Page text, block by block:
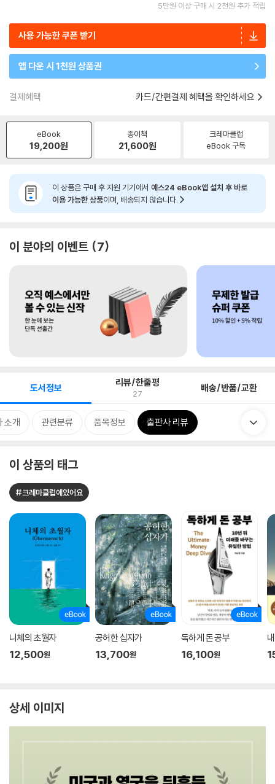
5만원 이상 구매 시 2천원 추가 적립
사용 가능한 쿠폰 받기
앱 다운 시 1천원 상품권
결제혜택 카드/간편결제 혜택을 확인하세요
eBook
19,200원
종이책
21,600원
크레마클럽
eBook 구독
이 상품은 구매 후 지원 기기에서 예스24 eBook앱 설치 후 바로
이용 가능한 상품이며, 배송되지 않습니다.
이 분야의 이벤트 7
도서정보 리뷰/한줄평
27 배송/반품/교환
소개 관련분류 품목정보 출판사 리뷰
이 상품의 태그
#크레마클럽에있어요
니체의 초월자
12,500원
공허한 십자가
13,700원
독하게 돈 공부
16,100원
상세 이미지